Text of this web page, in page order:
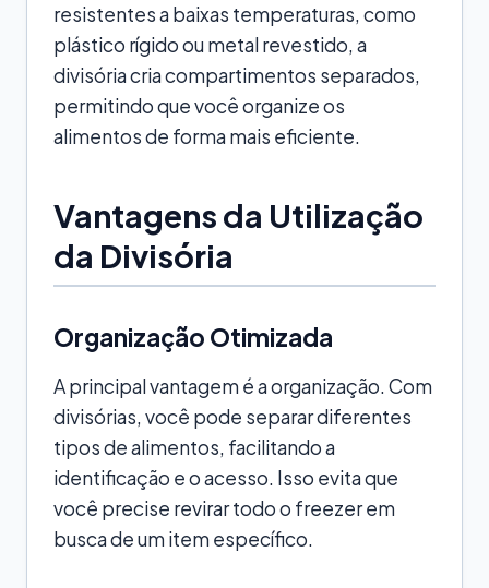
resistentes a baixas temperaturas, como
plástico rígido ou metal revestido, a
divisória cria compartimentos separados,
permitindo que você organize os
alimentos de forma mais eficiente.
Vantagens da Utilização
da Divisória
Organização Otimizada
A principal vantagem é a organização. Com
divisórias, você pode separar diferentes
tipos de alimentos, facilitando a
identificação e o acesso. Isso evita que
você precise revirar todo o freezer em
busca de um item específico.